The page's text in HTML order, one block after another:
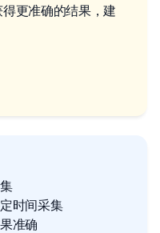
更准确的结果，建
时间采集
准确